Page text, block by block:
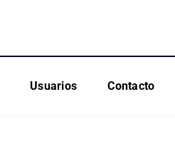
Usuarios Contacto